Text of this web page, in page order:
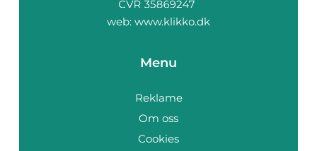
web: www.klikko.dk
Menu
Reklame
Om oss
Cookies